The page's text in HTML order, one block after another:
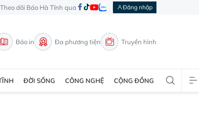
Theo dõi Báo Hà Tĩnh qua Đăng nhập
Báo in Đa phương tiện Truyền hình
ĐỜI SỐNG CÔNG NGHỆ CỘNG ĐỒNG